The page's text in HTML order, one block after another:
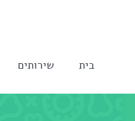
בית שירותים